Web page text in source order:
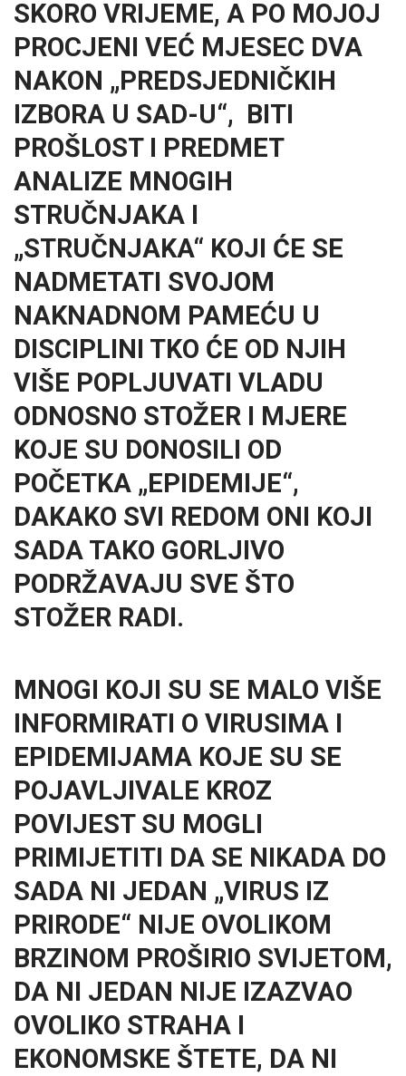
SKORO VRIJEME, A PO MOJOJ
PROCJENI VEĆ MJESEC DVA
NAKON „PREDSJEDNIČKIH
IZBORA U SAD-U“, BITI
PROŠLOST I PREDMET
ANALIZE MNOGIH
STRUČNJAKA I
„STRUČNJAKA“ KOJI ĆE SE
NADMETATI SVOJOM
NAKNADNOM PAMEĆU U
DISCIPLINI TKO ĆE OD NJIH
VIŠE POPLJUVATI VLADU
ODNOSNO STOŽER I MJERE
KOJE SU DONOSILI OD
POČETKA „EPIDEMIJE“,
DAKAKO SVI REDOM ONI KOJI
SADA TAKO GORLJIVO
PODRŽAVAJU SVE ŠTO
STOŽER RADI.
MNOGI KOJI SU SE MALO VIŠE
INFORMIRATI O VIRUSIMA I
EPIDEMIJAMA KOJE SU SE
POJAVLJIVALE KROZ
POVIJEST SU MOGLI
PRIMIJETITI DA SE NIKADA DO
SADA NI JEDAN „VIRUS IZ
PRIRODE“ NIJE OVOLIKOM
BRZINOM PROŠIRIO SVIJETOM,
DA NI JEDAN NIJE IZAZVAO
OVOLIKO STRAHA I
EKONOMSKE ŠTETE, DA NI